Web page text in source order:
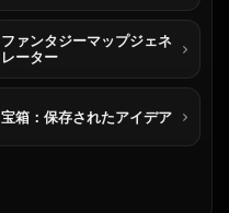
ファンタジーマップジェネ
レーター
宝箱：保存されたアイデア